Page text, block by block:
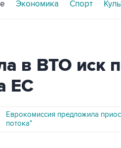
Экономика Спорт
в ВТО иск
ЕС
Еврокомиссия предложила
потока"